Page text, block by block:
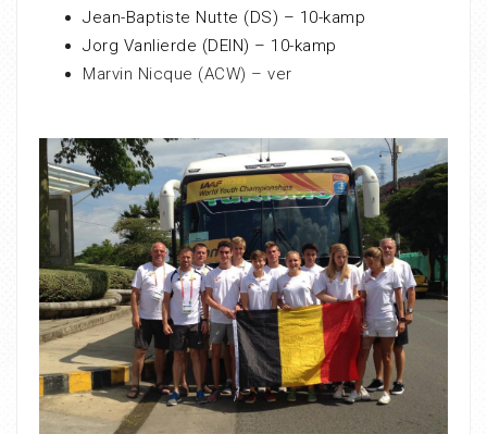
Jean-Baptiste Nutte (DS) – 10-kamp
Jorg Vanlierde (DEIN) – 10-kamp
Marvin Nicque (ACW) – ver